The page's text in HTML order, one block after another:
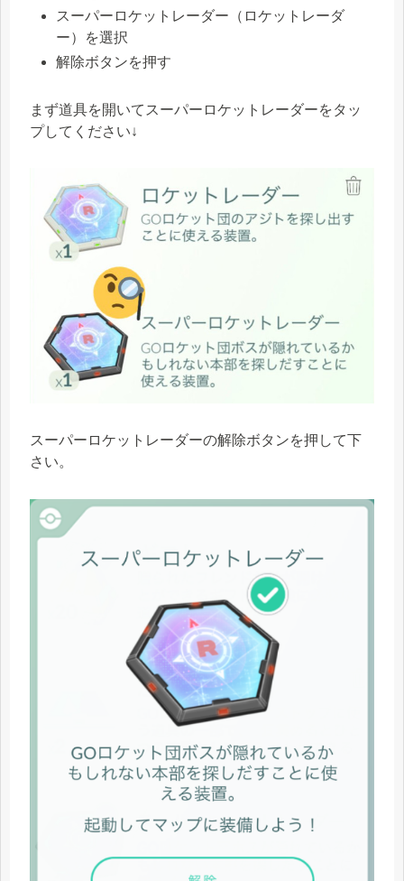
スーパーロケットレーダー（ロケットレーダ
ー）を選択
解除ボタンを押す
まず道具を開いてスーパーロケットレーダーをタッ
プしてください↓
スーパーロケットレーダーの解除ボタンを押して下
さい。